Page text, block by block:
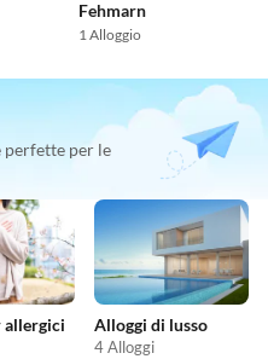
Fehmarn
1 Alloggio
perfette per le
allergici Alloggi di lusso
4 Alloggi